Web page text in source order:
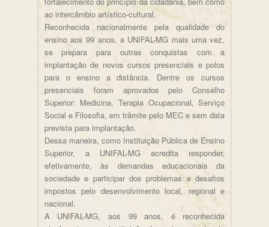
ao intercâmbio artístico-cultural.
Reconhecida nacionalmente pela qualidade do
ensino aos 99 anos, a UNIFAL-MG mais uma vez,
se prepara para outras conquistas com a
implantação de novos cursos presenciais e polos
para o ensino a distância. Dentre os cursos
presenciais foram aprovados pelo Conselho
Superior: Medicina, Terapia Ocupacional, Serviço
Social e Filosofia, em trâmite pelo MEC e sem data
prevista para implantação.
Dessa maneira, como Instituição Pública de Ensino
Superior, a UNIFAL-MG acredita responder,
efetivamente, às demandas educacionais da
sociedade e participar dos problemas e desafios
impostos pelo desenvolvimento local, regional e
nacional.
A UNIFAL-MG, aos 99 anos, é reconhecida